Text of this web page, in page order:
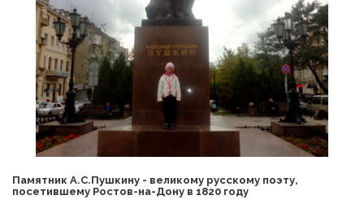
Памятник А.С.Пушкину - великому русскому поэту,
посетившему Ростов-на-Дону в 1820 году